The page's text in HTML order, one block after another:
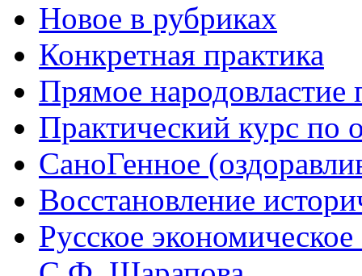
Новое в рубриках
Конкретная практика
Прямое
Практический курс по
СаноГенное
Восстановление
Русское